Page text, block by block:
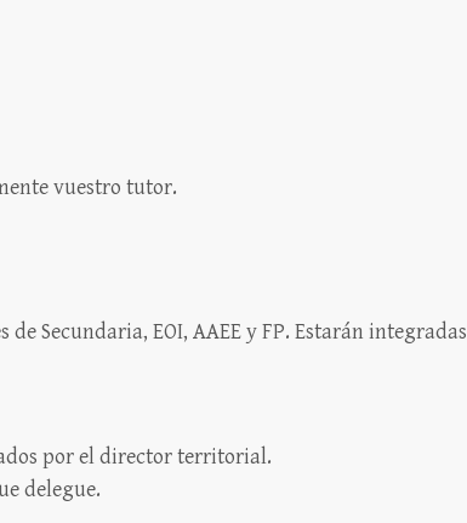
vuestro tutor.
Secundaria, EOI, AAEE y FP. Estarán integradas
por el director territorial.
delegue.